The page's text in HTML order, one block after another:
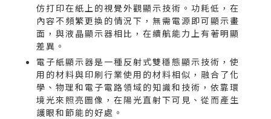
仿打印在紙上的視覺外觀顯示技術。功耗低，在
內容不頻繁更換的情況下，無需電源即可顯示畫
面，與液晶顯示器相比，在續航能力上有著明顯
差異。
電子紙顯示器是一種反射式雙穩態顯示技術，使
用的材料與印刷行業使用的材料相似，融合了化
學、物理和電子電路領域的知識和技術，依靠環
境光來照亮圖像，在陽光直射下可見、從而產生
護眼和節能的好處。